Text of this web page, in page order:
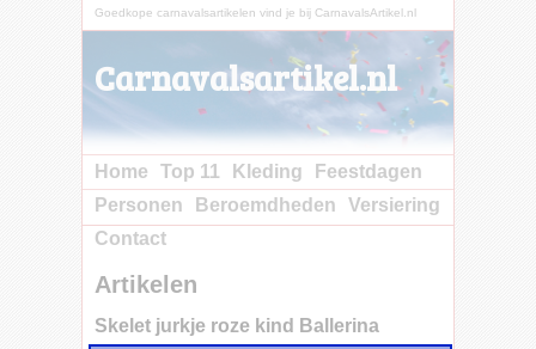
Goedkope carnavalsartikelen vind je bij CarnavalsArtikel.nl
Carnavalsartikel.nl
Home Top 11 Kleding
Feestdagen
Personen
Beroemdheden
Versiering
Contact
Artikelen
Skelet jurkje roze kind Ballerina